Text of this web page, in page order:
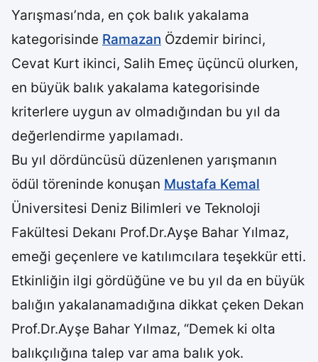
Yarışması’nda, en çok balık yakalama
kategorisinde Ramazan Özdemir birinci,
Cevat Kurt ikinci, Salih Emeç üçüncü olurken,
en büyük balık yakalama kategorisinde
kriterlere uygun av olmadığından bu yıl da
değerlendirme yapılamadı.
Bu yıl dördüncüsü düzenlenen yarışmanın
ödül töreninde konuşan Mustafa Kemal
Üniversitesi Deniz Bilimleri ve Teknoloji
Fakültesi Dekanı Prof.Dr.Ayşe Bahar Yılmaz,
emeği geçenlere ve katılımcılara teşekkür etti.
Etkinliğin ilgi gördüğüne ve bu yıl da en büyük
balığın yakalanamadığına dikkat çeken Dekan
Prof.Dr.Ayşe Bahar Yılmaz, “Demek ki olta
balıkçılığına talep var ama balık yok.